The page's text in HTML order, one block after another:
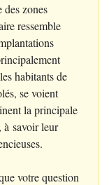
zones
ressemble
habitants de
se voient
la principale
à savoir leur
votre question